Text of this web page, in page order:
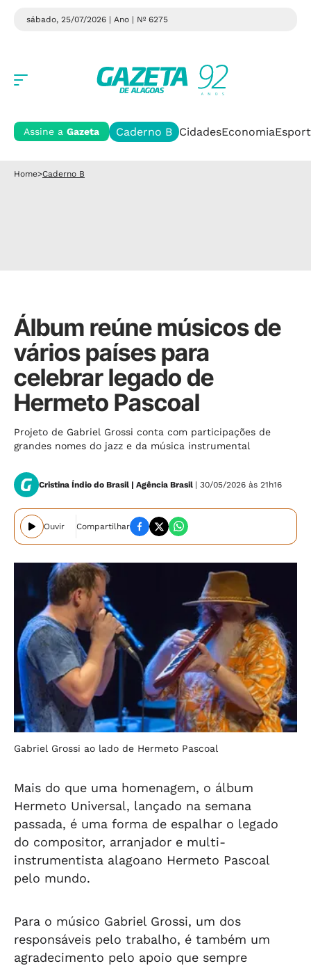
sábado, 25/07/2026 | Ano | Nº 6275
Assine a Gazeta Caderno B CidadesEconomia
Home>Caderno B
Álbum reúne músicos de
vários países para
celebrar legado de
Hermeto Pascoal
Projeto de Gabriel Grossi conta com participações de
grandes nomes do jazz e da música instrumental
Cristina Índio do Brasil | Agência Brasil | 30/05/2026 às 21h16
Ouvir Compartilhar
Gabriel Grossi ao lado de Hermeto Pascoal
Mais do que uma homenagem, o álbum
Hermeto Universal, lançado na semana
passada, é uma forma de espalhar o legado
do compositor, arranjador e multi-
instrumentista alagoano Hermeto Pascoal
pelo mundo.
Para o músico Gabriel Grossi, um dos
responsáveis pelo trabalho, é também um
agradecimento pelo apoio que sempre